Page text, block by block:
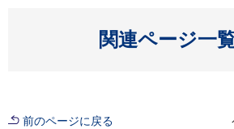
関連ページ一
開く
前のページに戻る